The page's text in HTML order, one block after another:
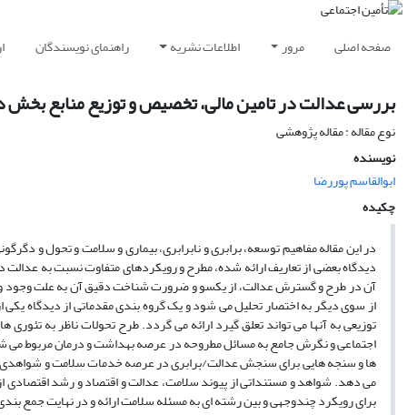
صفحه اصلی مرور اطلاعات نشریه راهنمای نویسندگان
بررسی عدالت در تامین مالی، تخصیص و توزیع منابع بخش
نوع مقاله : مقاله پژوهشی
نویسنده
ابوالقاسم پوررضا
چکیده
در این مقاله مفاهیم توسعه، برابری و نابرابری، بیماری و سلامت و تحول و
دیدگاه بعضی از تعاریف ارائه شده، مطرح و رویکردهای متفاوت نسبت به
آن در طرح و گسترش عدالت، از یکسو و ضرورت شناخت دقیق آن به علت وجود
از سوی دیگر به اختصار تحلیل می شود و یک گروه بندی مقدماتی از دیدگاه یکی
توزیعی به آنها می تواند تعلق گیرد ارائه می گردد. طرح تحولات ناظر به
اجتماعی و نگرش جامع به مسائل مطروحه در عرصه بهداشت و درمان مربوط
ها و سنجه هایی برای سنجش عدالت/برابری در عرصه خدمات سلامت و شواهدی
می دهد. شواهد و مستنداتی از پیوند سلامت، عدالت و اقتصاد و رشد
برای رویکرد چندوجهی و بین رشته ای به مسئله سلامت ارائه و در نهایت جمع